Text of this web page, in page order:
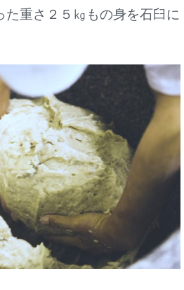
た重さ２５㎏もの身を石臼に